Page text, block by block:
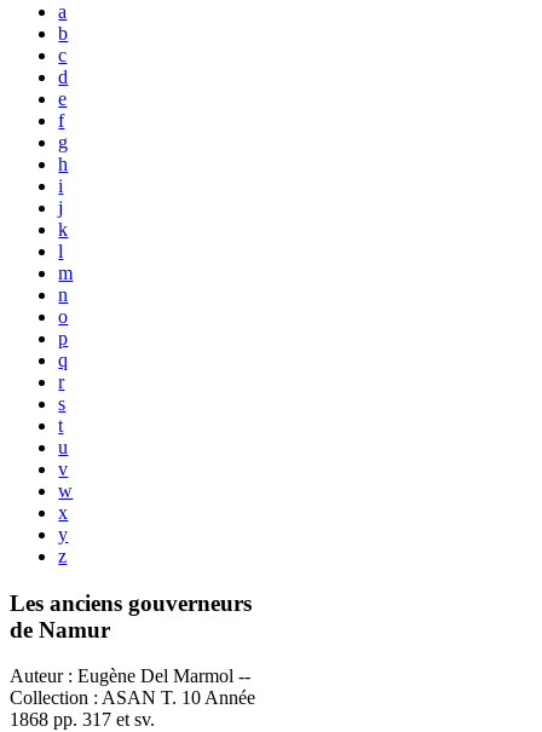
a
b
c
d
e
f
g
h
i
j
k
l
m
n
o
p
q
r
s
t
u
v
w
x
y
z
Les anciens gouverneurs
de Namur
Auteur : Eugène Del Marmol --
Collection : ASAN T. 10 Année
1868 pp. 317 et sv.